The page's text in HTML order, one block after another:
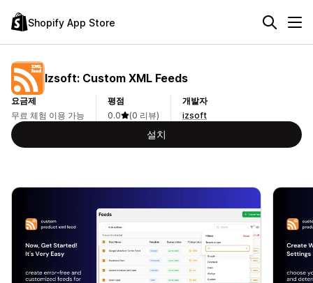
Shopify App Store
Izsoft: Custom XML Feeds
요금제
무료 체험 이용 가능
평점
0.0
(0 리뷰)
개발자
izsoft
설치